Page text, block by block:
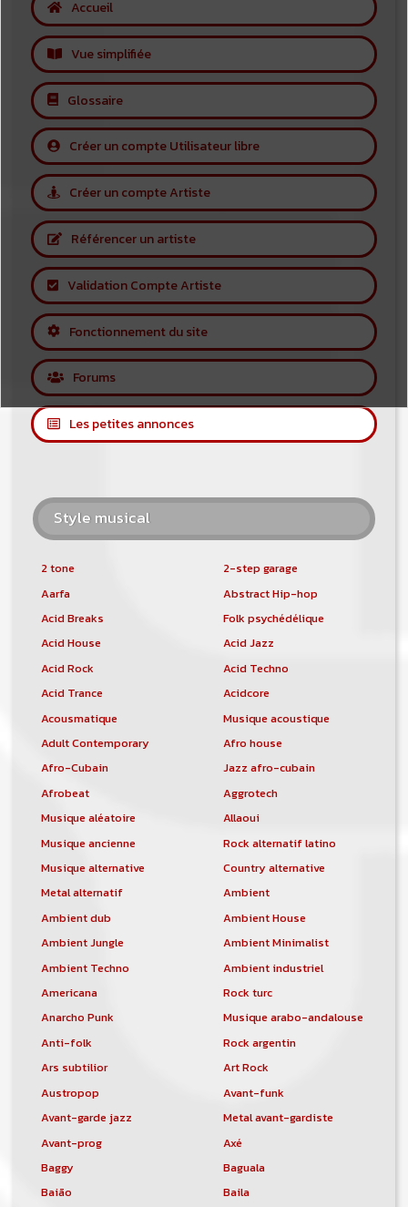
Accueil
Vue simplifiée
Glossaire
Créer un compte Utilisateur libre
Créer un compte Artiste
Référencer un artiste
Validation Compte Artiste
Fonctionnement du site
Forums
Les petites annonces
Style musical
2 tone
2-step garage
Aarfa
Abstract Hip-hop
Acid Breaks
Folk psychédélique
Acid House
Acid Jazz
Acid Rock
Acid Techno
Acid Trance
Acidcore
Acousmatique
Musique acoustique
Adult Contemporary
Afro house
Afro-Cubain
Jazz afro-cubain
Afrobeat
Aggrotech
Musique aléatoire
Allaoui
Musique ancienne
Rock alternatif latino
Musique alternative
Country alternative
Metal alternatif
Ambient
Ambient dub
Ambient House
Ambient Jungle
Ambient Minimalist
Ambient Techno
Ambient industriel
Americana
Rock turc
Anarcho Punk
Musique arabo-andalouse
Anti-folk
Rock argentin
Ars subtilior
Art Rock
Austropop
Avant-funk
Avant-garde jazz
Metal avant-gardiste
Avant-prog
Axé
Baggy
Baguala
Baião
Baila